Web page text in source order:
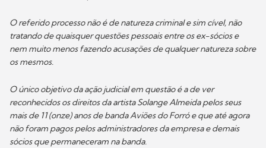
O referido processo não é de natureza criminal e sim cível, não
tratando de quaisquer questões pessoais entre os ex-sócios e
nem muito menos fazendo acusações de qualquer natureza sobre
os mesmos.
O único objetivo da ação judicial em questão é a de ver
reconhecidos os direitos da artista Solange Almeida pelos seus
mais de 11 (onze) anos de banda Aviões do Forró e que até agora
não foram pagos pelos administradores da empresa e demais
sócios que permaneceram na banda.